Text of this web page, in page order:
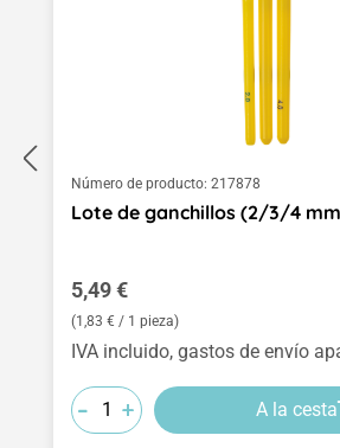
Número de producto: 217878
Lote de ganchillos (2/3/4
Precio normal:
5,49 €
(1,83 € / 1 pieza)
IVA incluido, gastos de envío
-
-
- +
+
+ A la cesta